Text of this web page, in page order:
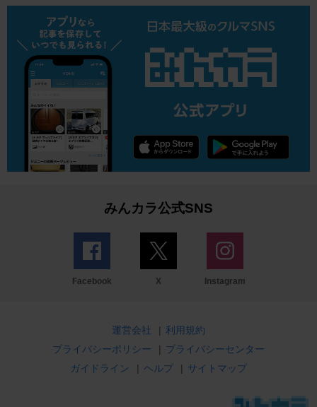
みんカラ公式SNS
Facebook X Instagram
運営会社 | 利用規約
プライバシーポリシー
| プライバシーセンター
ガイドライン
| ヘルプ | サイトマップ